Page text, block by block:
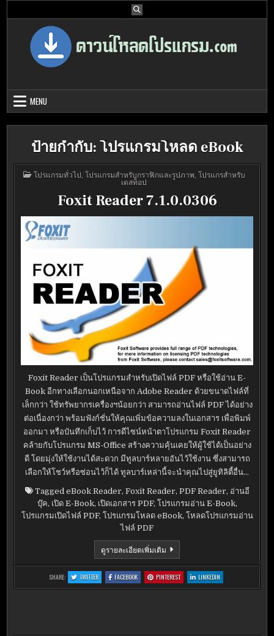
โปรแกรมฟรี
MENU
ป้ายกำกับ:โปรแกรมโหลด eBook
POSTED
IN
โปรแกรมทั่วไป โปรแกรมสำหรับกราฟิกและรูปภาพ โปรแกรสำหรับ
เดสท็อป
Foxit Reader 7.1.0.0306
Foxit Reader เป็นโปรแกรมสำหรับเปิดไฟล์ PDF หรือใช้อ่าน E-
Book อีกทางเลือกนอกเหนือจาก Adobe Reader ด้วยขนาดไฟล์ที่
เล็กกว่า ใช้ทรัพยากรเครื่องฯน้อยกว่า สามารถอ่านไฟล์ PDF ได้อย่าง
ต่อเนื่องกว่า พร้อมฟังก์ชั่นให้คุณเพิ่มข้อความลงในเอกสาร เพื่อพิมพ์
ออกมา หรือบันทึกเก็บไว้ การดีไซน์หน้าตาโปรแกรม Foxit Reader
คล้ายกับโปรแกรม MS-Office สร้างความคุ้นเคยให้ผู้ใช้ได้เป็นอย่าง
ดี โดยมุ่งให้ใช้งานได้สะดวก มีทูลบาร์หลายอันไว้ใช้งาน ซึ่งสามารถ
เลือกให้โชว์หรือซ่อนไว้ก็ได้ ทูลบาร์เหล่านี้จะนำคุณไปสู่ยูทิลิตี้อื่น…
Tagged eBook Reader, Foxit Reader, PDF Reader, อ่านอี
บุ๊ค, เปิด E-Book, เปิดเอกสาร PDF, โปรแกรมอ่าน E-Book,
โปรแกรมเปิดไฟล์ PDF, โปรแกรมโหลด eBook, โหลดโปรแกรมอ่าน
ไฟล์ PDF
ดูรายละเอียดเพิ่มเติม FOXIT
READER
7.1.0.0306
SHARE: TWITTER:
FOXIT
READER
FACEBOOK:
FOXIT
READER
PINTEREST:
FOXIT
READER
LINKEDIN:
FOXIT
READER